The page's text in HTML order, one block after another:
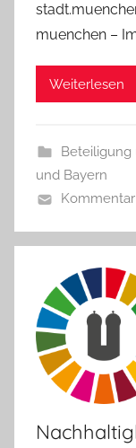
muenchen –
Weiterlesen
Beteiligung
und Bayern